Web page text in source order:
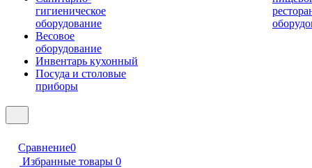
гигиеническое
оборудование
Весовое
оборудование
Инвентарь кухонный
Посуда и столовые
приборы
Сравнение0
Избранные товары 0